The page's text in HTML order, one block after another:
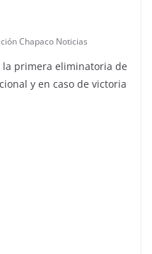
Chapaco Noticias
primera eliminatoria de
y en caso de victoria